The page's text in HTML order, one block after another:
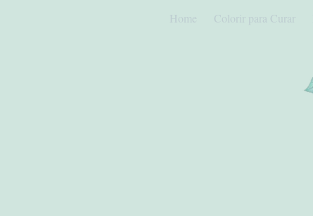
Home Colorir para Curar